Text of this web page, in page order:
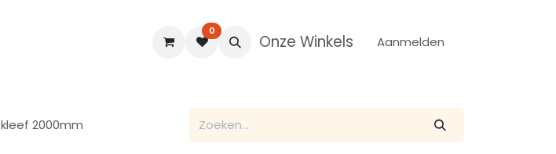
Blogs
0
Onze Winkels Aanmelden
2000mm